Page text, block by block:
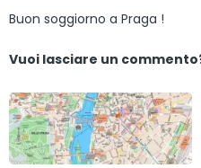
Buon soggiorno a Praga !
Vuoi lasciare un